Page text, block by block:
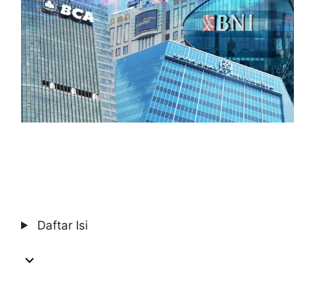
Daftar Isi